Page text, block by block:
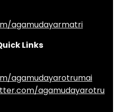
agamudayarmatri
Links
agamudayarotrumai
agamudayarotru